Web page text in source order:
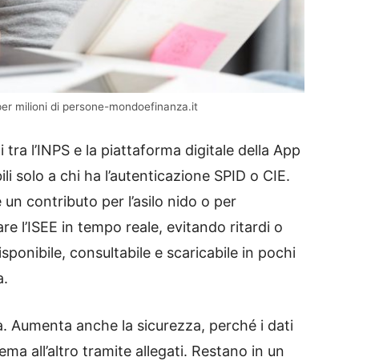
milioni di persone-mondoefinanza.it
l’INPS e la piattaforma digitale della App
solo a chi ha l’autenticazione SPID o CIE.
contributo per l’asilo nido o per
l’ISEE in tempo reale, evitando ritardi o
consultabile e scaricabile in pochi
Aumenta anche la sicurezza, perché i dati
all’altro tramite allegati. Restano in un